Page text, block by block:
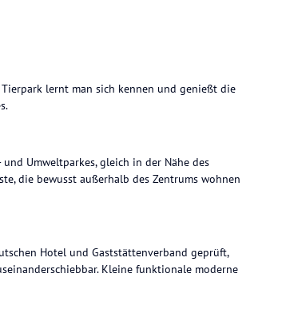
lernt man sich kennen und genießt die
Umweltparkes, gleich in der Nähe des
die bewusst außerhalb des Zentrums wohnen
Hotel und Gaststättenverband geprüft,
Kleine funktionale moderne